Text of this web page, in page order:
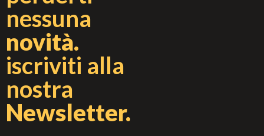
nessuna
novità.
iscriviti alla
nostra
Newsletter.